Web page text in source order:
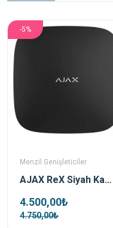
-5%
Menzil Genişleticiler
AJAX ReX Siyah Kablosuz Mesafe Genişletici (Repeater)
4.500,00₺
4.750,00₺